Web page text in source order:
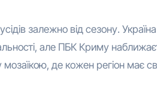
залежно від сезону. Україна
але ПБК Криму
де кожен регіон має